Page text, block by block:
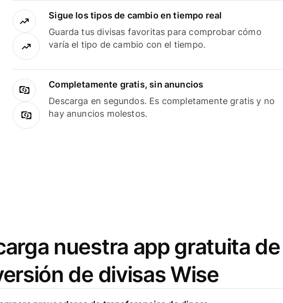
Sigue los tipos de cambio en tiempo real
Guarda tus divisas favoritas para comprobar cómo
varía el tipo de cambio con el tiempo.
Completamente gratis, sin anuncios
Descarga en segundos. Es completamente gratis y no
hay anuncios molestos.
nuestra app gratuita de
de divisas Wise